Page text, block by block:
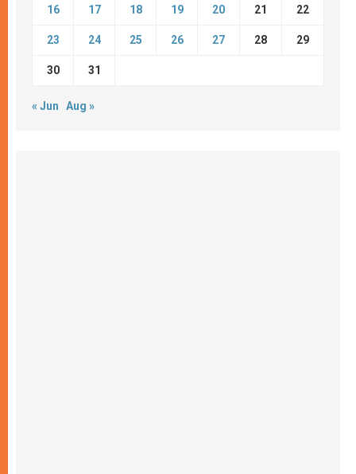
16 17 18 19 20 21 22
23 24 25 26 27 28 29
30 31
« Jun Aug »